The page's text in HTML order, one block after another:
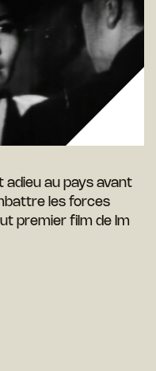
adieu au pays avant
les forces
premier film de Im